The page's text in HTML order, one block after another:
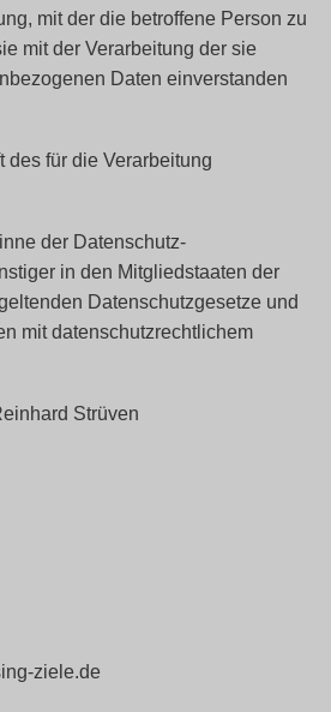
mit der die betroffene Person zu
mit der Verarbeitung der sie
Daten einverstanden
des für die Verarbeitung
der Datenschutz-
in den Mitgliedstaaten der
Datenschutzgesetze und
mit datenschutzrechtlichem
Strüven
ziele.de